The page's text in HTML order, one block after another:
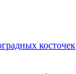
косточек